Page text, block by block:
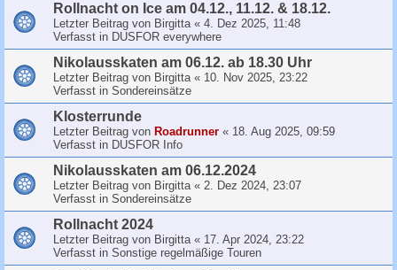
Rollnacht on Ice am 04.12., 11.12. & 18.12.
Letzter Beitrag von Birgitta« 4. Dez 2025, 11:48
Verfasst in DUSFOR everywhere
Nikolausskaten am 06.12. ab 18.30 Uhr
Letzter Beitrag von Birgitta« 10. Nov 2025, 23:22
Verfasst in Sondereinsätze
Klosterrunde
Letzter Beitrag von Roadrunner « 18. Aug 2025, 09:59
Verfasst in DUSFOR Info
Nikolausskaten am 06.12.2024
Letzter Beitrag von Birgitta« 2. Dez 2024, 23:07
Verfasst in Sondereinsätze
Rollnacht 2024
Letzter Beitrag von Birgitta« 17. Apr 2024, 23:22
Verfasst in Sonstige regelmäßige Touren